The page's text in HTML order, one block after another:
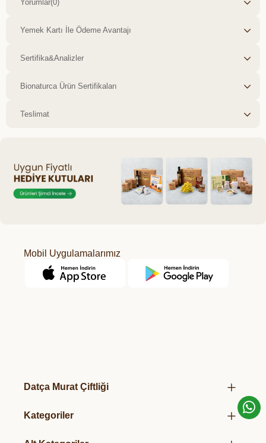
Yorumlar(0)
Yemek Kartı İle Ödeme Avantajı
Sertifika&Analizler
Bionaturca Ürün Sertifikaları
Teslimat
Mobil Uygulamalarımız
Datça Murat Çiftliği
Mağazalarımız
Üretim Felsefemiz
Kategoriler